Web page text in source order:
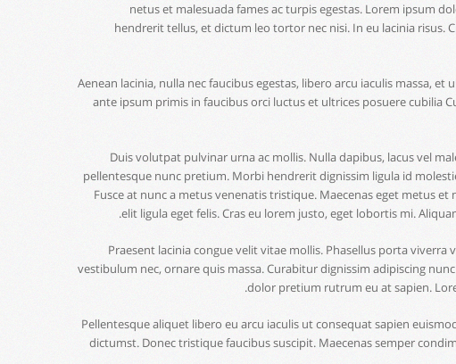
netus et malesuada fames ac turpis egestas. Lorem ipsum
hendrerit tellus, et dictum leo tortor nec nisi. In eu lacinia risus.
Aenean lacinia, nulla nec faucibus egestas, libero arcu iaculis massa,
ante ipsum primis in faucibus orci luctus et ultrices posuere cubilia
Duis volutpat pulvinar urna ac mollis. Nulla dapibus, lacus vel
pellentesque nunc pretium. Morbi hendrerit dignissim ligula id
Fusce at nunc a metus venenatis tristique. Maecenas eget metus
elit ligula eget felis. Cras eu lorem justo, eget lobortis mi.
Praesent lacinia congue velit vitae mollis. Phasellus porta
vestibulum nec, ornare quis massa. Curabitur dignissim adipiscing
dolor pretium rutrum eu at sapien.
Pellentesque aliquet libero eu arcu iaculis ut consequat sapien
dictumst. Donec tristique faucibus suscipit. Maecenas semper